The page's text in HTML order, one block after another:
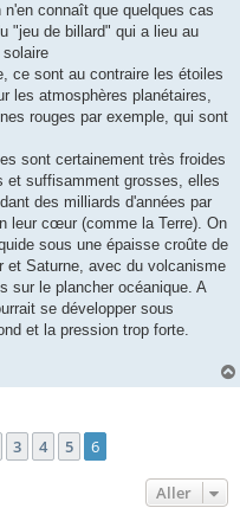
connaît que quelques cas
"jeu de billard" qui a lieu au
ce sont au contraire les étoiles
les atmosphères planétaires,
rouges par exemple, qui sont
sont certainement très froides
et suffisamment grosses, elles
des milliards d'années par
leur cœur (comme la Terre). On
sous une épaisse croûte de
et Saturne, avec du volcanisme
sur le plancher océanique. A
se développer sous
et la pression trop forte.
3 4 5 6
Aller